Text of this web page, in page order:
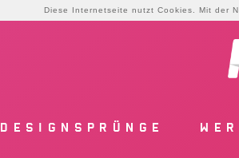
Diese Internetseite nutzt Cookies. Mit der
DESIGNSPRÜNGE